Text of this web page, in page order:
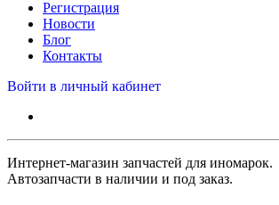
Регистрация
Новости
Блог
Контакты
Войти в личный кабинет
Интернет-магазин запчастей для иномарок.
Автозапчасти в наличии и под заказ.